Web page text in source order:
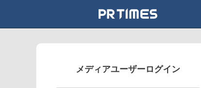
メディアユーザーログイン